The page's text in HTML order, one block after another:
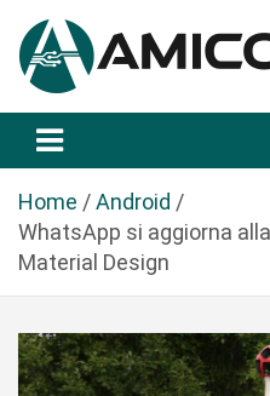
a
Amicopc.com
Home
Android
WhatsApp si aggiorna
Material Design